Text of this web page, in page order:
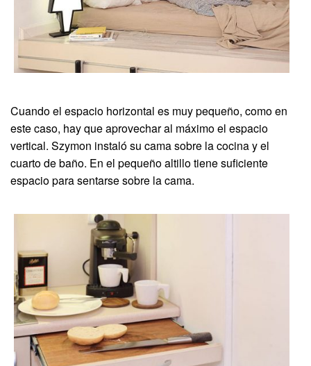
Cuando el espacio horizontal es muy pequeño, como en
este caso, hay que aprovechar al máximo el espacio
vertical. Szymon instaló su cama sobre la cocina y el
cuarto de baño. En el pequeño altillo tiene suficiente
espacio para sentarse sobre la cama.